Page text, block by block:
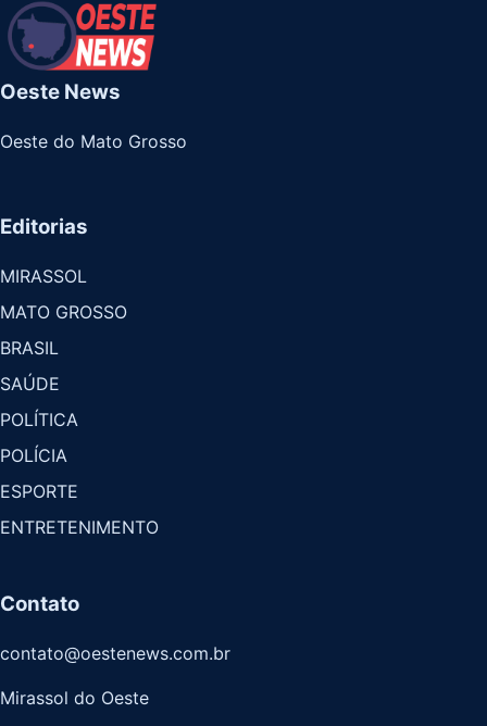
Oeste News
Oeste do Mato Grosso
Editorias
MIRASSOL
MATO GROSSO
BRASIL
SAÚDE
POLÍTICA
POLÍCIA
ESPORTE
ENTRETENIMENTO
Contato
contato@oestenews.com.br
Mirassol do Oeste